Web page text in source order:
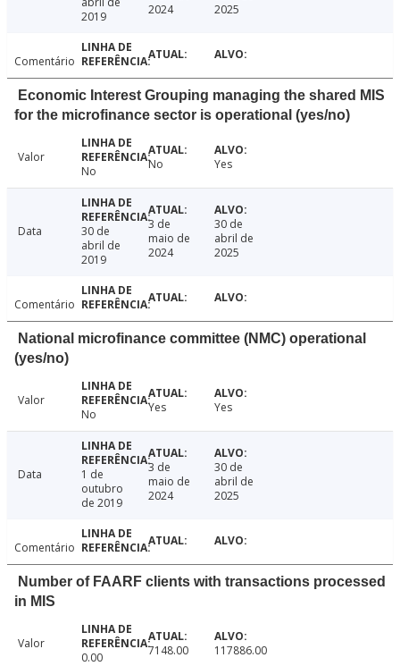
2019
2024
2025
Comentário
Economic Interest Grouping managing the shared MIS
for the microfinance sector is operational (yes/no)
Valor
No
No Yes
Data
30 de
abril de
2019
3 de
maio de
2024
30 de
abril de
2025
Comentário
National microfinance committee (NMC) operational
(yes/no)
Valor
No
Yes Yes
Data
1 de
outubro
de 2019
3 de
maio de
2024
30 de
abril de
2025
Comentário
Number of FAARF clients with transactions processed
in MIS
Valor
0.00
7148.00 117886.00